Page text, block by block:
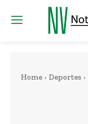
Home Deportes